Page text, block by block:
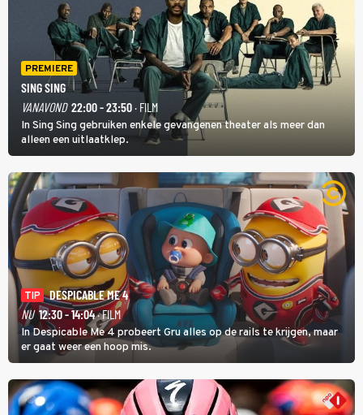
PREMIERE
SING SING
VANAVOND 22:00 - 23:50· FILM
In Sing Sing gebruiken enkele gevangenen theater als meer dan
alleen een uitlaatklep.
TIP
DESPICABLE ME 4
NU 12:30 - 14:04· FILM
In Despicable Me 4 probeert Gru alles op de rails te krijgen, maar
er gaat weer een hoop mis.